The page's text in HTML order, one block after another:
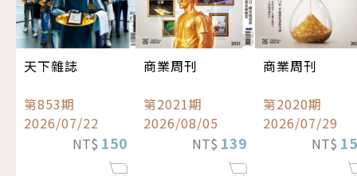
天下雜誌
第853期
2026/07/22
NT$ 150
商業周刊
第2021期
2026/08/05
NT$ 139
商業周刊
第2020期
2026/07/29
NT$